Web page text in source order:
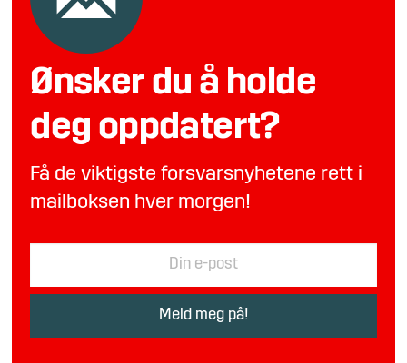
Ønsker du å holde
deg oppdatert?
Få de viktigste forsvarsnyhetene rett i
mailboksen hver morgen!